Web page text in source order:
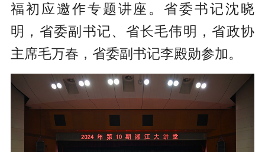
福初应邀作专题讲座。省委书记沈晓
明，省委副书记、省长毛伟明，省政协
主席毛万春，省委副书记李殿勋参加。